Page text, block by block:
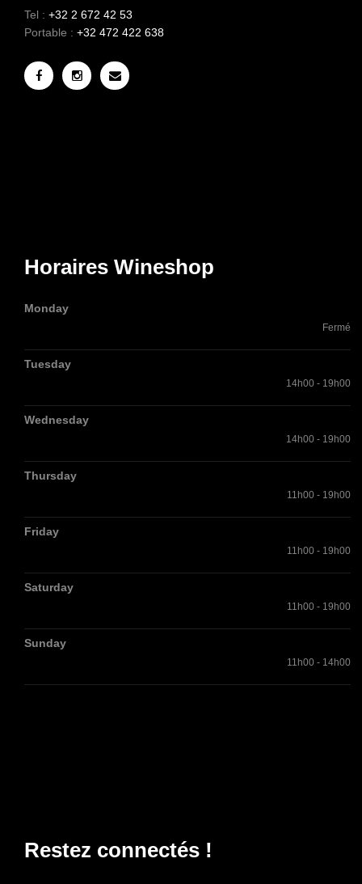
Tel :+32 2 672 42 53
Portable :+32 472 422 638
Horaires Wineshop
Monday
Fermé
Tuesday
14h00 - 19h00
Wednesday
14h00 - 19h00
Thursday
11h00 - 19h00
Friday
11h00 - 19h00
Saturday
11h00 - 19h00
Sunday
11h00 - 14h00
Restez connectés !